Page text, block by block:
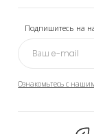
Подпишитесь на
Ознакомьтесь с